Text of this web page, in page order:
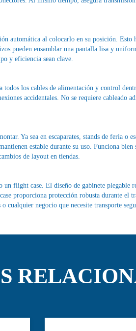
al colocarlo en su posición. Esto
pueden ensamblar una pantalla lisa y
y eficiencia sean clave.
los cables de alimentación y control
accidentales. No se requiere
Ya sea en escaparates, stands de feria o
estable durante su uso. Funciona
de layout en tiendas.
flight case. El diseño de gabinete plegable
proporciona protección robusta durante el
cualquier negocio que necesite transporte